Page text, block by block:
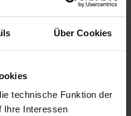
Über Cookies
technische Funktion der
Ihre Interessen
Details